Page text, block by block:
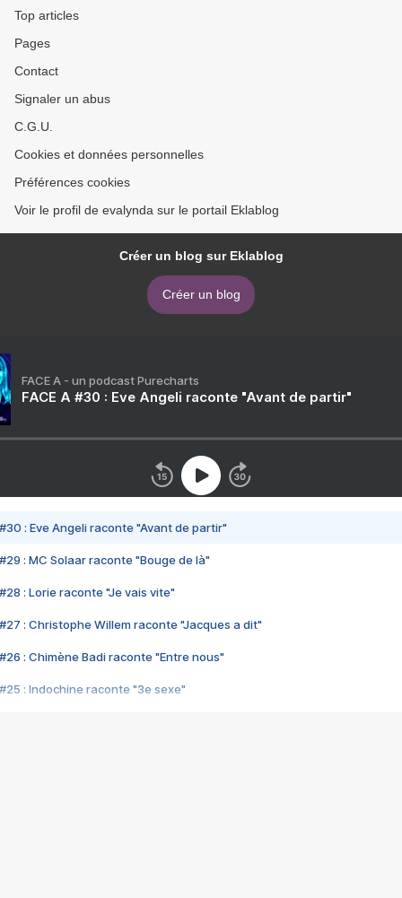
Top articles
Pages
Contact
Signaler un abus
C.G.U.
Cookies et données personnelles
Préférences cookies
Voir le profil de evalynda sur le portail Eklablog
Créer un blog sur Eklablog
Créer un blog
FACE A - un podcast Purecharts
FACE A #30 : Eve Angeli raconte "Avant de partir"
#30 : Eve Angeli raconte "Avant de partir"
#29 : MC Solaar raconte "Bouge de là"
#28 : Lorie raconte "Je vais vite"
#27 : Christophe Willem raconte "Jacques a dit"
#26 : Chimène Badi raconte "Entre nous"
#25 : Indochine raconte "3e sexe"